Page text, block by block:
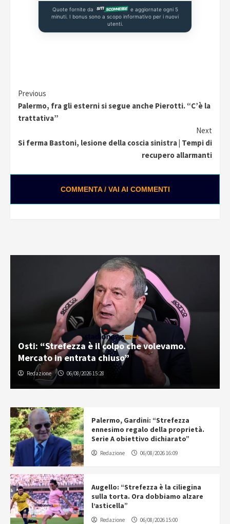
Quote fornite da
e aggiornate ogni 5
minuti. I bonus sono a scopo informativo per i nuovi
utenti.
Continue
Reading
Previous
Palermo, fra gli esterni si segue anche Pierotti. “C’è la
trattativa”
Next
Si ferma Bastoni, lesione della coscia sinistra | Tempi di
recupero allarmanti
COMMENTA / VAI AI COMMENTI
Osti: “Strefezza è il colpo che volevamo.
Mercato in entrata chiuso”
Redazione 06/08/2026 15:28
Palermo, Gardini: “Strefezza
ennesimo regalo della proprietà.
Serie A obiettivo dichiarato”
Redazione 06/08/2026 16:09
Augello: “Strefezza è la ciliegina
sulla torta. Ora dobbiamo alzare
l’asticella”
Redazione 06/08/2026 15:00